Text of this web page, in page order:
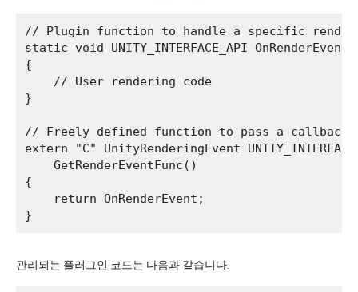
// Plugin function to handle a specific
static void UNITY_INTERFACE_API
{
    // User rendering code
}
// Freely defined function to pass a
extern "C" UnityRenderingEvent
    GetRenderEventFunc()
{
    return OnRenderEvent;
관리되는 플러그인 코드는 다음과 같습니다.